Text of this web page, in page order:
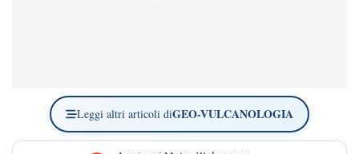
Leggi altri articoli diGEO-VULCANOLOGIA